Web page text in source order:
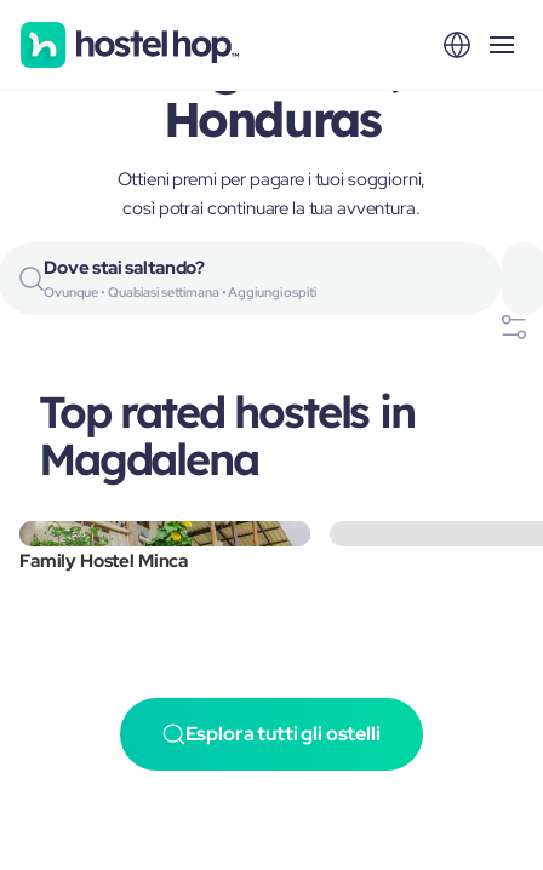
Magdalena,
Honduras
Ottieni premi per pagare i tuoi soggiorni,
così potrai continuare la tua avventura.
Dove stai saltando?
Ovunque • Qualsiasi settimana • Aggiungi ospiti
Top rated hostels in
Magdalena
Family Hostel Minca
Esplora tutti gli ostelli